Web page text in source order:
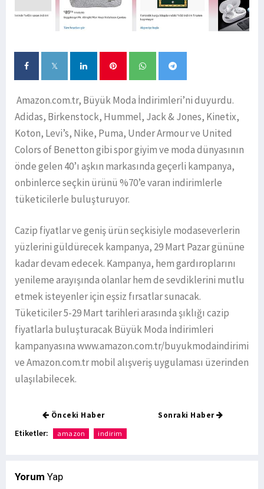
Amazon.com.tr, Büyük Moda İndirimleri’ni duyurdu.
Adidas, Birkenstock, Hummel, Jack & Jones, Kinetix,
Koton, Levi’s, Nike, Puma, Under Armour ve United
Colors of Benetton gibi spor giyim ve moda dünyasının
önde gelen 40’ı aşkın markasında geçerli kampanya,
onbinlerce seçkin ürünü %70’e varan indirimlerle
tüketicilerle buluşturuyor.
Cazip fiyatlar ve geniş ürün seçkisiyle modaseverlerin
yüzlerini güldürecek kampanya, 29 Mart Pazar gününe
kadar devam edecek. Kampanya, hem gardıroplarını
yenileme arayışında olanlar hem de sevdiklerini mutlu
etmek isteyenler için eşsiz fırsatlar sunacak.
Tüketiciler 5-29 Mart tarihleri arasında şıklığı cazip
fiyatlarla buluşturacak Büyük Moda İndirimleri
kampanyasına www.amazon.com.tr/buyukmodaindirimi
ve Amazon.com.tr mobil alışveriş uygulaması üzerinden
ulaşılabilecek.
Önceki Haber Sonraki Haber
Etiketler: amazon indirim
Yorum Yap